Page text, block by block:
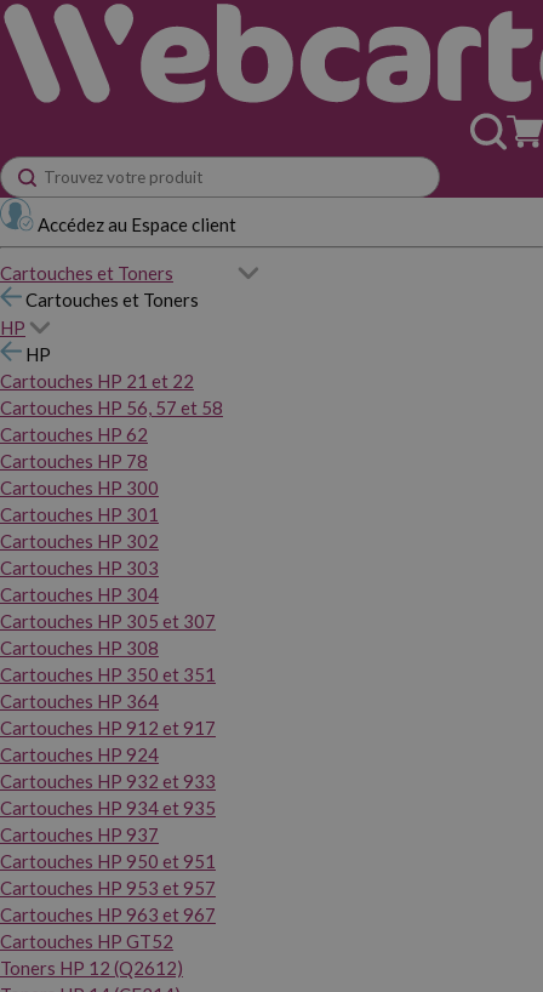
Accédez au Espace client
Cartouches et Toners
Cartouches et Toners
HP
HP
Cartouches HP 21 et 22
Cartouches HP 56, 57 et 58
Cartouches HP 62
Cartouches HP 78
Cartouches HP 300
Cartouches HP 301
Cartouches HP 302
Cartouches HP 303
Cartouches HP 304
Cartouches HP 305 et 307
Cartouches HP 308
Cartouches HP 350 et 351
Cartouches HP 364
Cartouches HP 912 et 917
Cartouches HP 924
Cartouches HP 932 et 933
Cartouches HP 934 et 935
Cartouches HP 937
Cartouches HP 950 et 951
Cartouches HP 953 et 957
Cartouches HP 963 et 967
Cartouches HP GT52
Toners HP 12 (Q2612)